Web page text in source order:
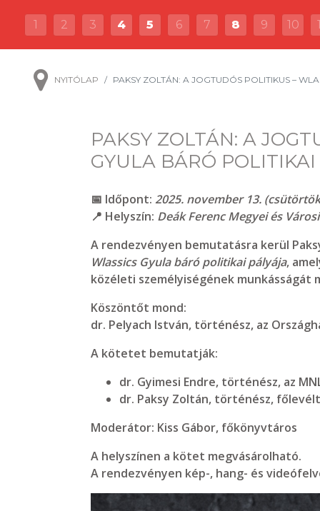
1 2 3 4 5 6 7 8 9 10
NYITÓLAP PAKSY ZOLTÁN: A JOGTUDÓS POLITIKUS –
PAKSY ZOLTÁN: A
GYULA BÁRÓ
📅 Időpont: 2025. november 13.
📍 Helyszín: Deák Ferenc Megyei és
A rendezvényen bemutatásra kerül
Wlassics Gyula báró politikai pályája,
közéleti személyiségének munkásságát
Köszöntőt mond:
dr. Pelyach István, történész, az
A kötetet bemutatják:
dr. Gyimesi Endre, történész, az
dr. Paksy Zoltán, történész,
Moderátor: Kiss Gábor, főkönyvtáros
A helyszínen a kötet megvásárolható.
A rendezvényen kép-, hang- és